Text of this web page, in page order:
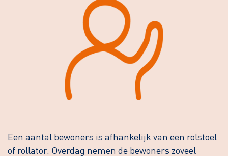
Een aantal bewoners is afhankelijk van een rolstoel
of rollator. Overdag nemen de bewoners zoveel